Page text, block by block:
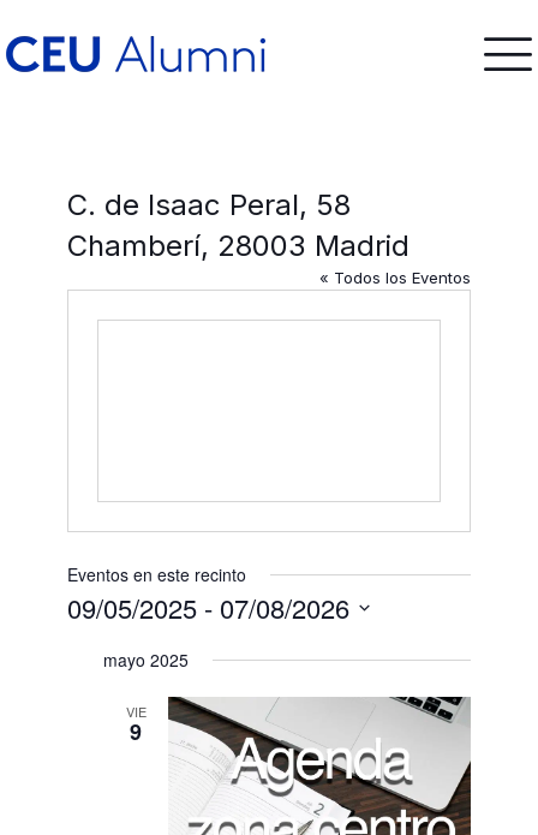
C. de Isaac Peral, 58
Chamberí, 28003 Madrid
« Todos los Eventos
Eventos en este recinto
09/05/2025 - 07/08/2026
mayo 2025
VIE
9